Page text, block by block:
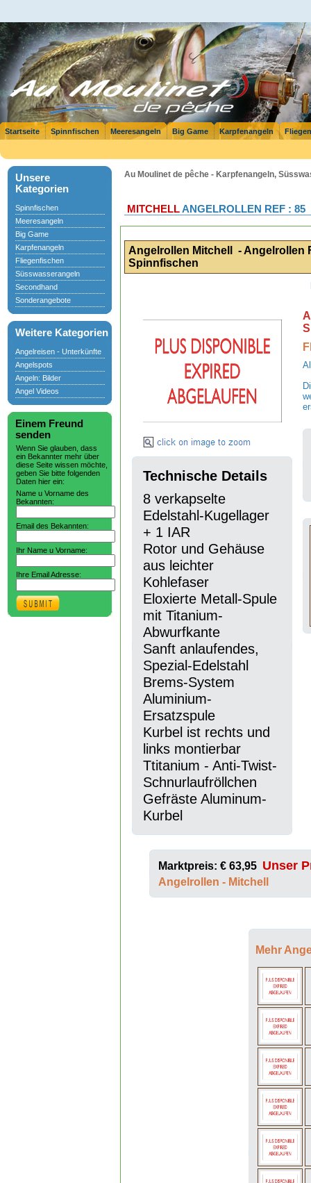
Startseite Spinnfischen Meeresangeln Big Game Karpfenangeln
Unsere
Kategorien
Spinnfischen
Meeresangeln
Big Game
Karpfenangeln
Fliegenfischen
Süsswasserangeln
Secondhand
Sonderangebote
Weitere Kategorien
Angelreisen - Unterkünfte
Angelspots
Angeln: Bilder
Angel Videos
Einem Freund
senden
Wenn Sie glauben, dass
ein Bekannter mehr über
diese Seite wissen möchte,
geben Sie bitte folgenden
Daten hier ein:
Name u Vorname des
Bekannten:
Email des Bekannten:
Ihr Name u Vorname:
Ihre Email Adresse:
Au Moulinet de pêche - Karpfenangeln,
MITCHELLANGELROLLEN REF : 85
Angelrollen Mitchell - Angelrollen
Spinnfischen
Technische Details
8 verkapselte
Edelstahl-Kugellager
+ 1 IAR
Rotor und Gehäuse
aus leichter
Kohlefaser
Eloxierte Metall-Spule
mit Titanium-
Abwurfkante
Sanft anlaufendes,
Spezial-Edelstahl
Brems-System
Aluminium-
Ersatzspule
Kurbel ist rechts und
links montierbar
Ttitanium - Anti-Twist-
Schnurlaufröllchen
Gefräste Aluminum-
Kurbel
Marktpreis: € 63,95 Unser
Angelrollen - Mitchell
Mehr